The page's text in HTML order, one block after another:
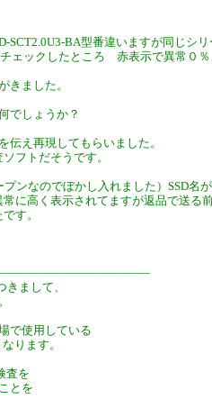
SCT2.0U3-BA型番違いますが同じシリ
ェックしたところ 赤表示で異常０％
きました。
でしょうか？
伝え再現してもらいました。
フトだそうです。
ンなのでぼかし入れました）SSD名
に高く表示されてますが返品で送る
す。
まして、
で使用している
ります。
査を
とを